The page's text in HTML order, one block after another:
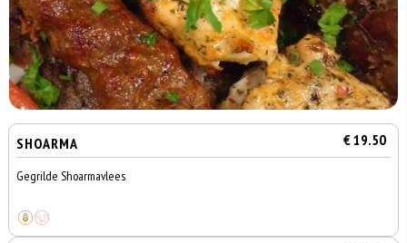
SHOARMA € 19.50
Gegrilde Shoarmavlees